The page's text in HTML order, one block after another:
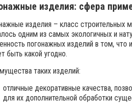
изделия: сфера
изделия – класс строительных
одним из самых экологичных и
погонажных изделий в том,
быть какой угодно.
таких изделий:
отличные декоративные качества,
для их дополнительной обработки